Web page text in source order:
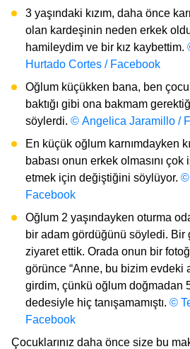
3 yaşındaki kızım, daha önce
olan kardeşinin neden erkek
hamileydim ve bir kız kaybettim.
Hurtado Cortes / Facebook
Oğlum küçükken bana, ben
baktığı gibi ona bakmam
söylerdi. © Angelica Jaramillo /
En küçük oğlum karnımdayken
babası onun erkek olmasını
etmek için değiştiğini söylüyor. ©
Facebook
Oğlum 2 yaşındayken oturma
bir adam gördüğünü söyledi. Bir
ziyaret ettik. Orada onun bir
görünce “Anne, bu bizim evdeki
girdim, çünkü oğlum doğmadan
dedesiyle hiç tanışamamıştı. ©
Facebook
Çocuklarınız daha önce size bu